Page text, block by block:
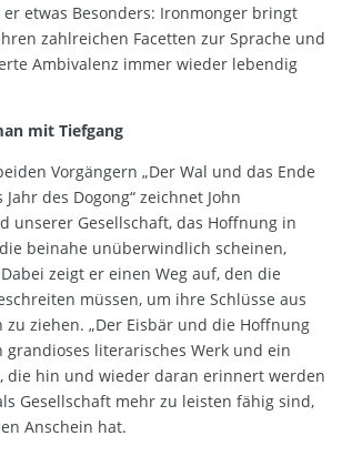
etwas Besonders: Ironmonger bringt
zahlreichen Facetten zur Sprache und
Ambivalenz immer wieder lebendig
mit Tiefgang
Vorgängern „Der Wal und das Ende
des Dogong“ zeichnet John
unserer Gesellschaft, das Hoffnung in
beinahe unüberwindlich scheinen,
zeigt er einen Weg auf, den die
müssen, um ihre Schlüsse aus
ziehen. „Der Eisbär und die Hoffnung
grandioses literarisches Werk und ein
die hin und wieder daran erinnert werden
Gesellschaft mehr zu leisten fähig sind,
Anschein hat.